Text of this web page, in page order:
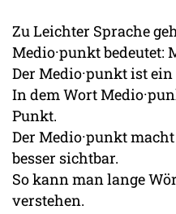
Zu Leichter Sprache
Medio·punkt bedeutet:
Der Medio·punkt ist
In dem Wort
Punkt.
Der Medio·punkt
besser sichtbar.
So kann man lange
verstehen.